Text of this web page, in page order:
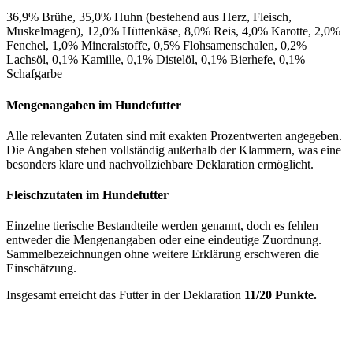
36,9% Brühe, 35,0% Huhn (bestehend aus Herz, Fleisch,
Muskelmagen), 12,0% Hüttenkäse, 8,0% Reis, 4,0% Karotte, 2,0%
Fenchel, 1,0% Mineralstoffe, 0,5% Flohsamenschalen, 0,2%
Lachsöl, 0,1% Kamille, 0,1% Distelöl, 0,1% Bierhefe, 0,1%
Schafgarbe
Mengenangaben im Hundefutter
Alle relevanten Zutaten sind mit exakten Prozentwerten angegeben.
Die Angaben stehen vollständig außerhalb der Klammern, was eine
besonders klare und nachvollziehbare Deklaration ermöglicht.
Fleischzutaten im Hundefutter
Einzelne tierische Bestandteile werden genannt, doch es fehlen
entweder die Mengenangaben oder eine eindeutige Zuordnung.
Sammelbezeichnungen ohne weitere Erklärung erschweren die
Einschätzung.
Insgesamt erreicht das Futter in der Deklaration 11/20 Punkte.